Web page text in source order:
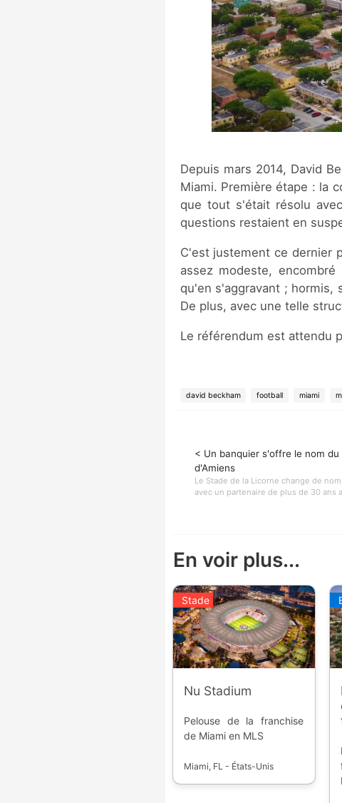
Depuis mars 2014, David
Miami. Première étape : la
que tout s'était résolu
questions restaient en
C'est justement ce dernier
assez modeste,
qu'en s'aggravant ;
De plus, avec une telle
Le référendum est attendu
david beckham football miami
< Un banquier s'offre le nom du
d'Amiens
Le Stade de la Licorne change de
avec un partenaire de plus de 30 ans
En voir plus...
Stade
Nu Stadium
Pelouse de la franchise
de Miami en MLS
Miami, FL - États-Unis